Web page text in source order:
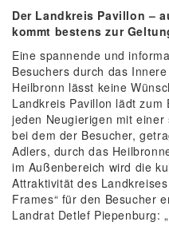
Der Landkreis Pavillon –
kommt bestens zur
Eine spannende und
Besuchers durch das
Heilbronn lässt keine
Landkreis Pavillon lädt
jeden Neugierigen mit
bei dem der Besucher,
Adlers, durch das
im Außenbereich wird die
Attraktivität des
Frames“ für den Besucher
Landrat Detlef Piepenburg: